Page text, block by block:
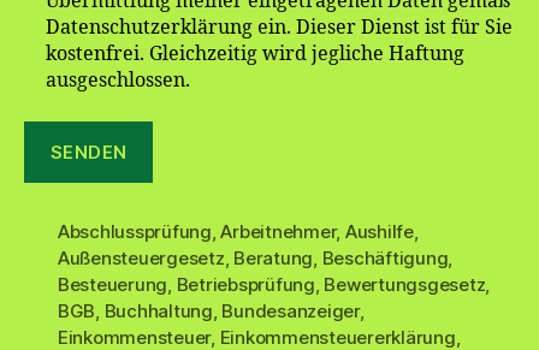
Datenschutzerklärung ein. Dieser Dienst ist für Sie
kostenfrei. Gleichzeitig wird jegliche Haftung
ausgeschlossen.
Abschlussprüfung,Arbeitnehmer, Aushilfe,
Außensteuergesetz, Beratung, Beschäftigung,
Besteuerung, Betriebsprüfung, Bewertungsgesetz,
BGB, Buchhaltung, Bundesanzeiger,
Einkommensteuer, Einkommensteuererklärung,